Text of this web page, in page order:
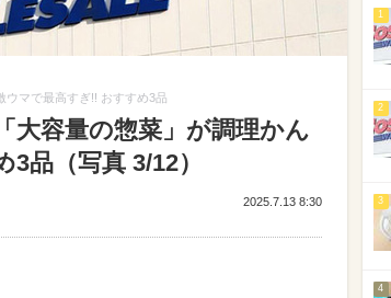
ウマで最高すぎ!! おすすめ3品
大容量の惣菜」が調理かん
品（写真 3/12）
2025.7.13 8:30
1
2
3
4